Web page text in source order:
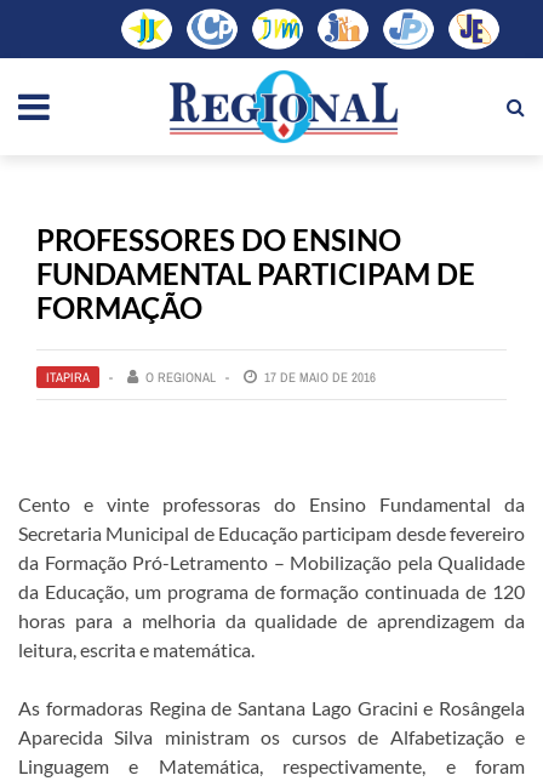
PROFESSORES DO ENSINO
FUNDAMENTAL PARTICIPAM DE
FORMAÇÃO
ITAPIRA O REGIONAL 17 DE MAIO DE 2016
Cento e vinte professoras do Ensino Fundamental da
Secretaria Municipal de Educação participam desde fevereiro
da Formação Pró-Letramento – Mobilização pela Qualidade
da Educação, um programa de formação continuada de 120
horas para a melhoria da qualidade de aprendizagem da
leitura, escrita e matemática.
As formadoras Regina de Santana Lago Gracini e Rosângela
Aparecida Silva ministram os cursos de Alfabetização e
Linguagem e Matemática, respectivamente, e foram